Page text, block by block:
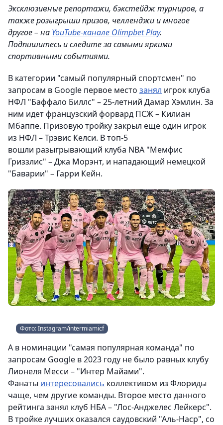
Эксклюзивные репортажи, бэкстейдж турниров, а
также розыгрыши призов, челленджи и многое
другое – на YouTube-канале Olimpbet Play.
Подпишитесь и следите за самыми яркими
спортивными событиями.
В категории "самый популярный спортсмен" по
запросам в Google первое место занял игрок клуба
НФЛ "Баффало Биллс" – 25-летний Дамар Хэмлин. За
ним идет французский форвард ПСЖ – Килиан
Мбаппе. Призовую тройку закрыл еще один игрок
из НФЛ – Трэвис Келси. В топ-5
вошли разыгрывающий клуба NBA "Мемфис
Гриззлис" – Джа Морэнт, и нападающий немецкой
"Баварии" – Гарри Кейн.
Фото: Instagram/intermiamicf
А в номинации "самая популярная команда" по
запросам Google в 2023 году не было равных клубу
Лионеля Месси – "Интер Майами".
Фанаты интересовались коллективом из Флориды
чаще, чем другие команды. Второе место данного
рейтинга занял клуб НБА – "Лос-Анджелес Лейкерс".
В тройке лучших оказался саудовский "Аль-Наср", со